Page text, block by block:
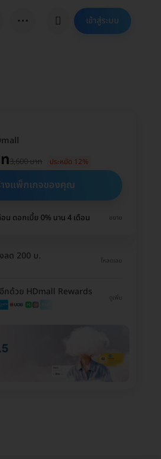
⋯ เข้าสู่ระบบ
3,600 บาท ประหยัด 12%
งแพ็กเกจของคุณ
น ดอกเบี้ย 0% นาน 4 เดือน ขยาย
ลด 200 บ. โหลดเลย
กด้วย HDmall Rewards
ดูเพิ่ม